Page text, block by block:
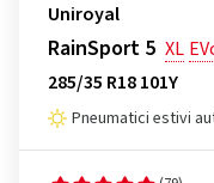
Uniroyal
RainSport 5 XL
285/35 R18 101Y
Pneumatici estivi